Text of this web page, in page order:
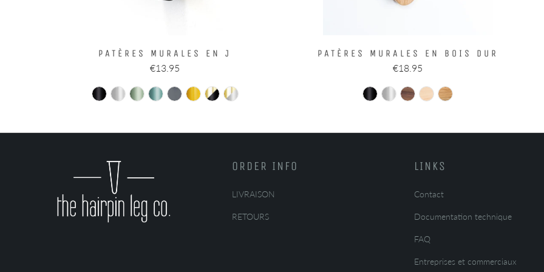
PATÈRES MURALES EN J
€13.95
PATÈRES MURALES EN BOIS DUR
€18.95
ORDER INFO
LIVRAISON
RETOURS
LINKS
Contact
Documentation technique
FAQ
Entreprises et commerciaux